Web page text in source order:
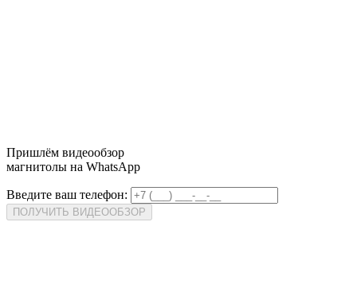
Пришлём видеообзор
магнитолы на WhatsApp
Введите ваш телефон:
ПОЛУЧИТЬ ВИДЕООБЗОР